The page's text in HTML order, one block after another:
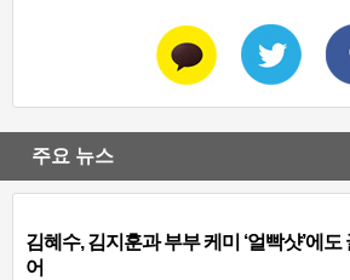
주요 뉴스
김혜수, 김지훈과 부부 케미 ‘얼빡샷’에도
어